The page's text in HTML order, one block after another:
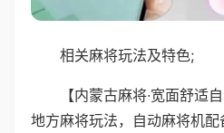
相关麻将玩法及特色;
【内蒙古麻将·宽面舒适
地方麻将玩法，自动麻将机